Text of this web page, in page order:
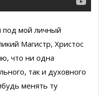
под мой личный
Магистр, Христос
что ни одна
так и духовного
менять ту